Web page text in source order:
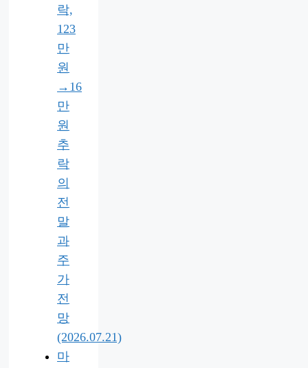
락,
123
만
원
→16
만
원
추
락
의
전
말
과
주
가
전
망
(2026.07.21)
마